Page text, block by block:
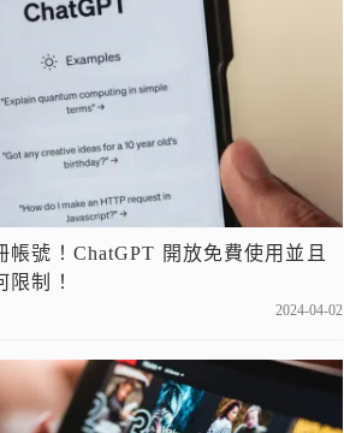
帳號！ChatGPT 開放免費使用並且
限制！
2024-04-02